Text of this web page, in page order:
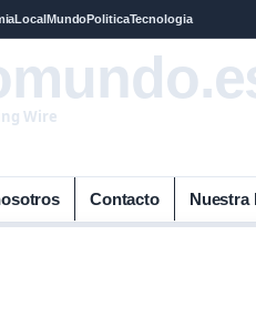
LocalMundoPoliticaTecnologia
Wire
Contacto Nuestra